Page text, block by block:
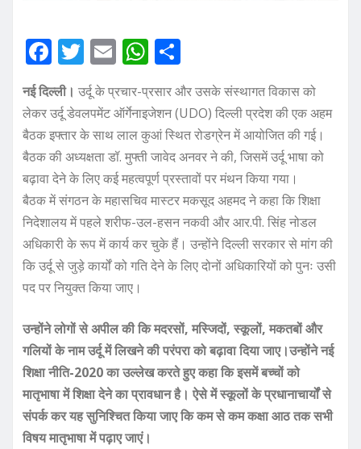
F
a
c
e
b
o
o
k
T
w
it
te
r
E
ai
l
W
at
s
A
p
p
h
ar
e
नई दिल्ली। उर्दू के प्रचार-प्रसार और उसके संस्थागत विकास को
लेकर उर्दू डेवलपमेंट ऑर्गेनाइजेशन (UDO) दिल्ली प्रदेश की एक अहम
बैठक इफ्तार के साथ लाल कुआं स्थित रोडग्रेन में आयोजित की गई।
बैठक की अध्यक्षता डॉ. मुफ्ती जावेद अनवर ने की, जिसमें उर्दू भाषा को
बढ़ावा देने के लिए कई महत्वपूर्ण प्रस्तावों पर मंथन किया गया।
बैठक में संगठन के महासचिव मास्टर मकसूद अहमद ने कहा कि शिक्षा
निदेशालय में पहले शरीफ-उल-हसन नकवी और आर.पी. सिंह नोडल
अधिकारी के रूप में कार्य कर चुके हैं। उन्होंने दिल्ली सरकार से मांग की
कि उर्दू से जुड़े कार्यों को गति देने के लिए दोनों अधिकारियों को पुनः उसी
पद पर नियुक्त किया जाए।
उन्होंने लोगों से अपील की कि मदरसों, मस्जिदों, स्कूलों, मकतबों और
गलियों के नाम उर्दू में लिखने की परंपरा को बढ़ावा दिया जाए।उन्होंने नई
शिक्षा नीति-2020 का उल्लेख करते हुए कहा कि इसमें बच्चों को
मातृभाषा में शिक्षा देने का प्रावधान है। ऐसे में स्कूलों के प्रधानाचार्यों से
संपर्क कर यह सुनिश्चित किया जाए कि कम से कम कक्षा आठ तक सभी
विषय मातृभाषा में पढ़ाए जाएं।